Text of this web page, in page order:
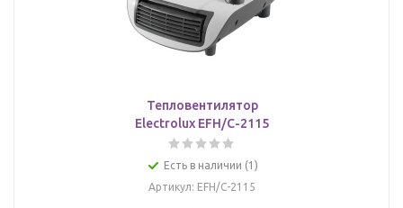
Тепловентилятор
Electrolux EFH/C-2115
Есть в наличии (1)
Артикул: EFH/C-2115